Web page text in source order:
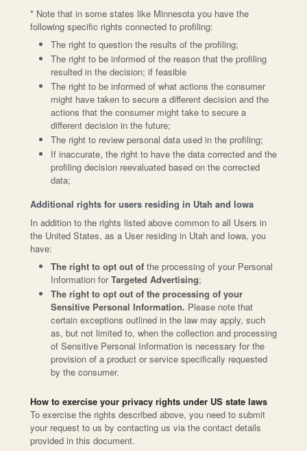
* Note that in some states like Minnesota you have the
following specific rights connected to profiling:
The right to question the results of the profiling;
The right to be informed of the reason that the profiling
resulted in the decision; if feasible
The right to be informed of what actions the consumer
might have taken to secure a different decision and the
actions that the consumer might take to secure a
different decision in the future;
The right to review personal data used in the profiling;
If inaccurate, the right to have the data corrected and the
profiling decision reevaluated based on the corrected
data;
Additional rights for users residing in Utah and Iowa
In addition to the rights listed above common to all Users in
the United States, as a User residing in Utah and Iowa, you
have:
The right to opt out of the processing of your Personal
Information forTargeted Advertising;
The right to opt out of the processing of your
Sensitive Personal Information. Please note that
certain exceptions outlined in the law may apply, such
as, but not limited to, when the collection and processing
of Sensitive Personal Information is necessary for the
provision of a product or service specifically requested
by the consumer.
How to exercise your privacy rights under US state laws
To exercise the rights described above, you need to submit
your request to us by contacting us via the contact details
provided in this document.